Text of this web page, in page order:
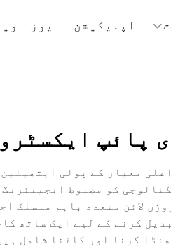
اپلیکیشن نیوز
پائپ
معیار کے پولی
کو مضبوط
لائن متعدد باہم منسلک
کرنے کے لیے ایک ساتھ
کرنا اور کاٹنا شامل